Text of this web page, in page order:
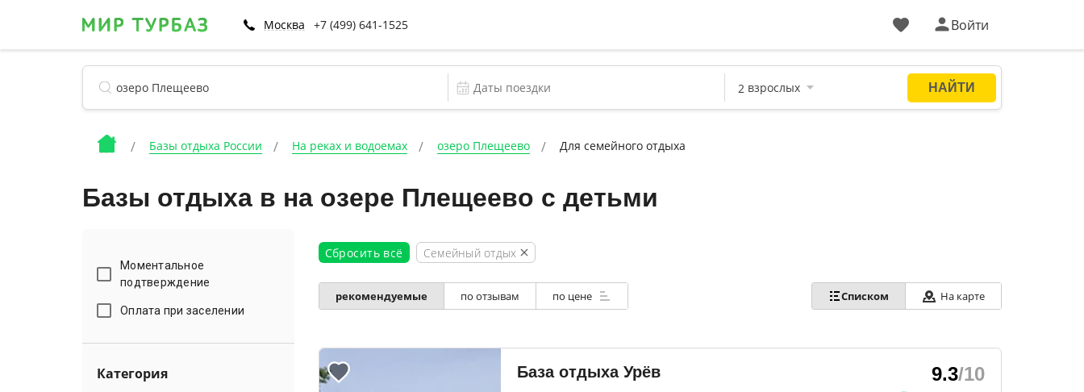
Москва +7 (499) 641-1525 Войти
Базы отдыха России На реках и водоемах озеро Плещеево Для семейного отдыха
Базы отдыха в на озере Плещеево с детьми
Моментальное
подтверждение
Оплата при заселении
Категория
Сбросить всё Семейный отдых
рекомендуемые по отзывам по цене Списком На карте
База отдыха Урёв 9.3/10